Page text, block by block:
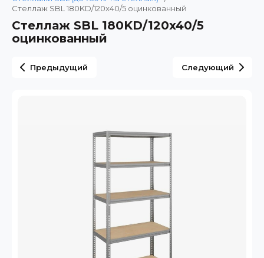
Стеллаж SBL 180KD/120x40/5 оцинкованный
Стеллаж SBL 180KD/120x40/5
оцинкованный
Предыдущий Следующий